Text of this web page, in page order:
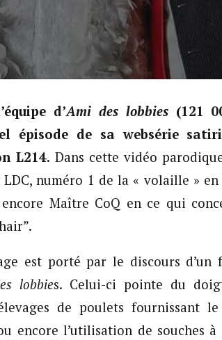
d’Ami des lobbies(121
épisode de sa websérie
L214. Dans cette vidéo
numéro 1 de la « volaille » en
Maître CoQ en ce qui
est porté par le discours d’un
lobbies. Celui-ci pointe du
de poulets fournissant
encore l’utilisation de souches